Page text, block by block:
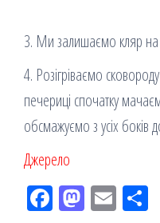
3. Ми залишаємо кляр
4. Розігріваємо
печериці спочатку
обсмажуємо з усіх боків
Джерело
Fac M Em